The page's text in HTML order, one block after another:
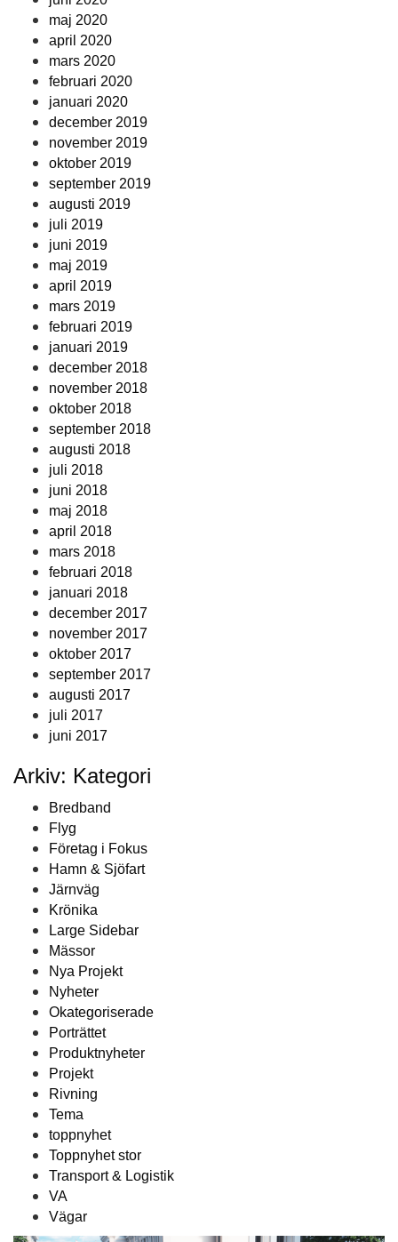
maj 2020
april 2020
mars 2020
februari 2020
januari 2020
december 2019
november 2019
oktober 2019
september 2019
augusti 2019
juli 2019
juni 2019
maj 2019
april 2019
mars 2019
februari 2019
januari 2019
december 2018
november 2018
oktober 2018
september 2018
augusti 2018
juli 2018
juni 2018
maj 2018
april 2018
mars 2018
februari 2018
januari 2018
december 2017
november 2017
oktober 2017
september 2017
augusti 2017
juli 2017
juni 2017
Arkiv: Kategori
Bredband
Flyg
Företag i Fokus
Hamn & Sjöfart
Järnväg
Krönika
Large Sidebar
Mässor
Nya Projekt
Nyheter
Okategoriserade
Porträttet
Produktnyheter
Projekt
Rivning
Tema
toppnyhet
Toppnyhet stor
Transport & Logistik
VA
Vägar